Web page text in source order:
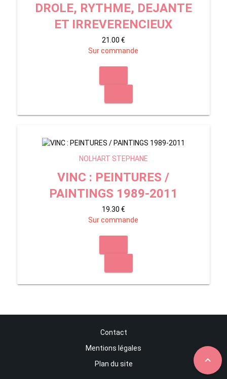
DROLE, RYTHME, DEJANTE
ET IRREVERENCIEUX
21.00 €
Sur commande
NOLHART STEPHANE
VINC : PEINTURES /
PAINTINGS 1989-2011
19.30 €
Sur commande
expand_less
Contact
Mentions légales
Plan du site